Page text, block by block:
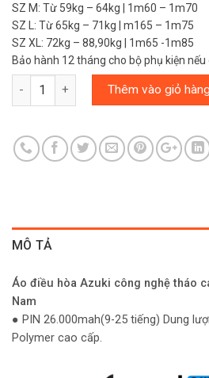
SZ M: Từ 59kg – 64kg | 1m60 – 1m70
SZ L: Từ 65kg – 71kg | m165 – 1m75
SZ XL: 72kg – 88,90kg | 1m65 -1m85
Bảo hành 12 tháng cho bộ phụ kiện
Số lượng Thêm vào giỏ
MÔ TẢ
Áo điều hòa Azuki công nghệ tháo
Nam
● PIN 26.000mah(9-25 tiếng) Dung
Polymer cao cấp.